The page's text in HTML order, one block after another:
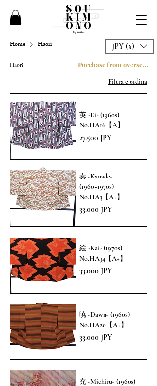
Home Haori
Haori
Filtra e ordina
英 -Ei- (1960s)
No.HA16【A】
Prezzo
27.500 JPY
奏 -Kanade-
(1960~1970s)
No.HA3【A+】
Prezzo
33.000 JPY
絵 -Kai- (1970s)
No.HA34【A+】
Prezzo
33.000 JPY
暁 -Dawn- (1960s)
No.HA20【A+】
Prezzo
33.000 JPY
充 -Michiru- (1960s)
JPY (¥)
Purchase from overseas